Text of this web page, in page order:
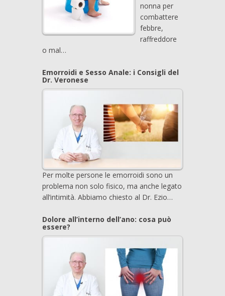
nonna per
combattere
febbre,
raffreddore
o mal…
Emorroidi e Sesso Anale: i Consigli del
Dr. Veronese
Per molte persone le emorroidi sono un
problema non solo fisico, ma anche legato
all’intimità. Abbiamo chiesto al Dr. Ezio…
Dolore all’interno dell’ano: cosa può
essere?